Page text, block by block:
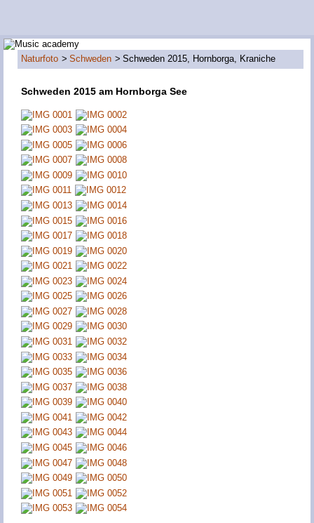
Naturfoto Schweden Schweden 2015, Hornborga, Kraniche
Schweden 2015 am Hornborga See